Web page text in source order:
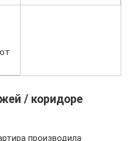
/ коридоре
производила